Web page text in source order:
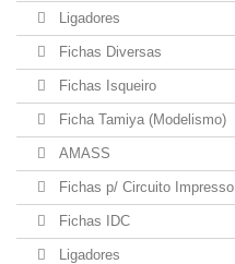
Ligadores
Fichas Diversas
Fichas Isqueiro
Ficha Tamiya (Modelismo)
AMASS
Fichas p/ Circuito Impresso
Fichas IDC
Ligadores